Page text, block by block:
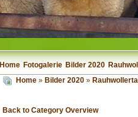
Home Fotogalerie Bilder 2020
Home » Bilder 2020 »
Back to Category Overview